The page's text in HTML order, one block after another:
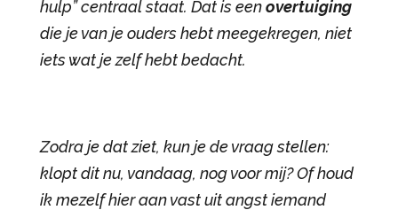
hulp” centraal staat. Dat is eenovertuiging
die je van je ouders hebt meegekregen, niet
iets wat je zelf hebt bedacht.
Zodra je dat ziet, kun je de vraag stellen:
klopt dit nu, vandaag, nog voor mij? Of houd
ik mezelf hier aan vast uit angst iemand